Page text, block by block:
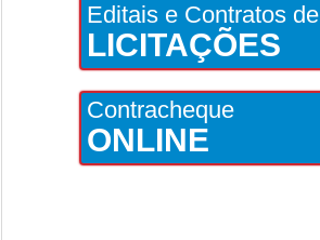
Editais e Contratos de
LICITAÇÕES
Contracheque
ONLINE